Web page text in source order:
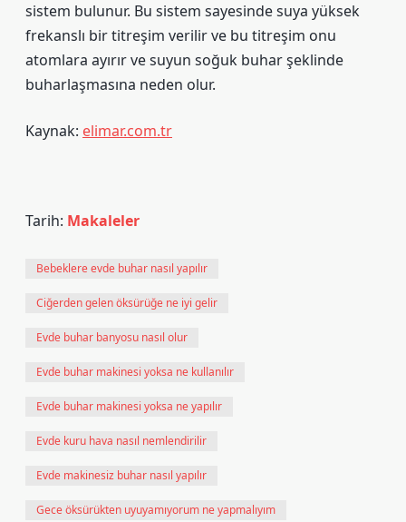
sistem bulunur. Bu sistem sayesinde suya yüksek
frekanslı bir titreşim verilir ve bu titreşim onu ​​
atomlara ayırır ve suyun soğuk buhar şeklinde
buharlaşmasına neden olur.
Kaynak: elimar.com.tr
Tarih: Makaleler
Bebeklere evde buhar nasıl yapılır
Ciğerden gelen öksürüğe ne iyi gelir
Evde buhar banyosu nasıl olur
Evde buhar makinesi yoksa ne kullanılır
Evde buhar makinesi yoksa ne yapılır
Evde kuru hava nasıl nemlendirilir
Evde makinesiz buhar nasıl yapılır
Gece öksürükten uyuyamıyorum ne yapmalıyım